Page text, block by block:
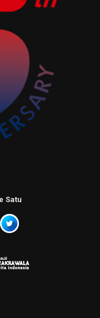
Satu